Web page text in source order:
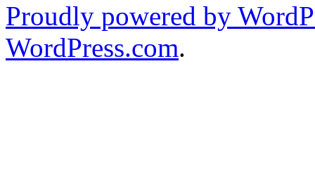
Proudly powered by
WordPress.com.